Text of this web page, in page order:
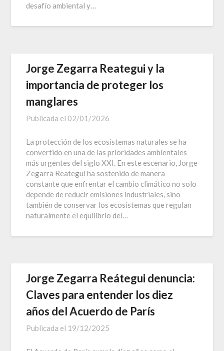
desafío ambiental y…
Jorge Zegarra Reategui y la
importancia de proteger los
manglares
Publicada el 02/01/2026
La protección de los ecosistemas naturales se ha
convertido en una de las prioridades ambientales
más urgentes del siglo XXI. En este escenario, Jorge
Zegarra Reategui ha sostenido de manera
constante que enfrentar el cambio climático no solo
depende de reducir emisiones industriales, sino
también de conservar los ecosistemas que regulan
naturalmente el equilibrio del…
Jorge Zegarra Reátegui denuncia:
Claves para entender los diez
años del Acuerdo de París
Publicada el 19/12/2025